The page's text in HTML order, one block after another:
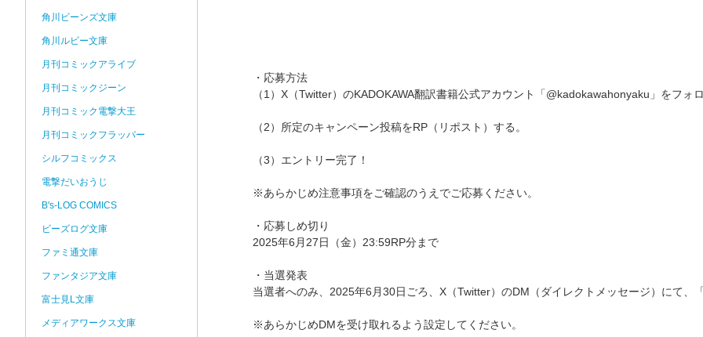
・応募方法
（1）X（Twitter）のKADOKAWA翻訳書籍公式アカウント「@kadokawahonyaku」をフォ
（2）所定のキャンペーン投稿をRP（リポスト）する。
（3）エントリー完了！
※あらかじめ注意事項をご確認のうえでご応募ください。
・応募しめ切り
2025年6月27日（金）23:59RP分まで
・当選発表
当選者へのみ、2025年6月30日ごろ、X（Twitter）のDM（ダイレクトメッセージ）にて、
※あらかじめDMを受け取れるよう設定してください。
角川ビーンズ文庫
角川ルビー文庫
月刊コミックアライブ
月刊コミックジーン
月刊コミック電撃大王
月刊コミックフラッパー
シルフコミックス
電撃だいおうじ
B's-LOG COMICS
ビーズログ文庫
ファミ通文庫
ファンタジア文庫
富士見L文庫
メディアワークス文庫